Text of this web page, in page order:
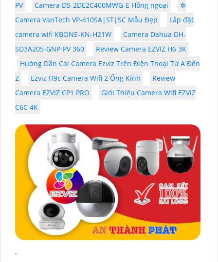
PV
Camera DS-2DE2C400MWG-E Hồng ngoại
✲
Camera VanTech VP-410SA|ST|SC Mẫu Đẹp
Lắp đặt
camera wifi KBONE-KN-H21W
Camera Dahua DH-
SD3A205-GNP-PV 360
Review Camera EZVIZ H6 3K
Hướng Dẫn Cài Camera Ezviz Trên Điện Thoại Từ A Đến
Z
Ezviz H9c Camera Wifi 2 Ống Kính
Review
Camera EZVIZ CP1 PRO
Giới Thiệu Camera Wifi EZVIZ
C6C 4K
'